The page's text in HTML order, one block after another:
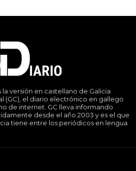
la versión en castellano de Galicia
(GC), el diario electrónico en gallego
de internet. GC lleva informando
desde el año 2003 y es el que
tiene entre los periódicos en lengua